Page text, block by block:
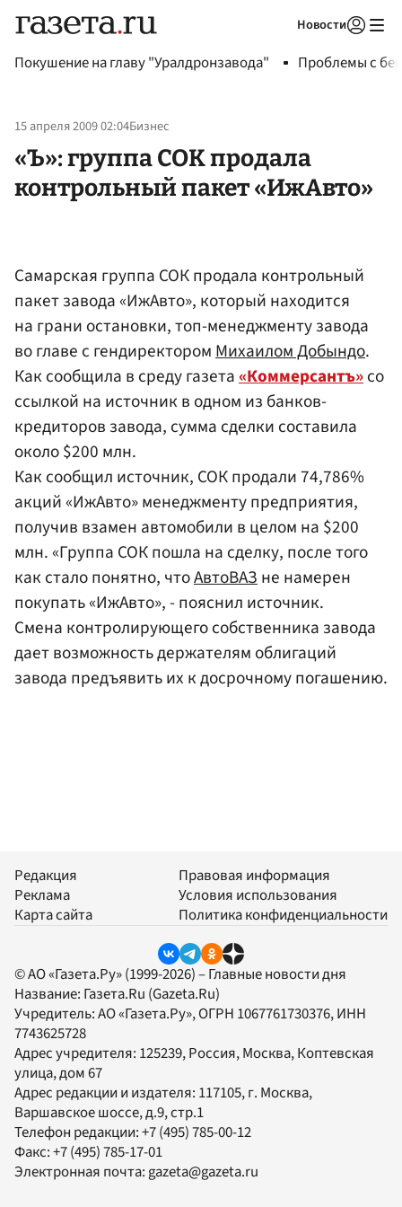
Новости
Покушение на главу "Уралдронзавода" Проблемы с
15 апреля 2009 02:04Бизнес
«Ъ»: группа СОК продала
контрольный пакет «ИжАвто»
Самарская группа СОК продала контрольный
пакет завода «ИжАвто», который находится
на грани остановки, топ-менеджменту завода
во главе с гендиректоромМихаилом Добындо.
Как сообщила в среду газета«Коммерсантъ»со
ссылкой на источник в одном из банков-
кредиторов завода, сумма сделки составила
около $200 млн.
Как сообщил источник, СОК продали 74,786%
акций «ИжАвто» менеджменту предприятия,
получив взамен автомобили в целом на $200
млн. «Группа СОК пошла на сделку, после того
как стало понятно, чтоАвтоВАЗне намерен
покупать «ИжАвто», - пояснил источник.
Смена контролирующего собственника завода
дает возможность держателям облигаций
завода предъявить их к досрочному погашению.
Редакция
Реклама
Карта сайта
Правовая информация
Условия использования
Политика конфиденциальности
© АО «Газета.Ру» (1999-2026) – Главные новости дня
Название: Газета.Ru (Gazeta.Ru)
Учредитель:АО «Газета.Ру», ОГРН 1067761730376, ИНН
7743625728
Адрес учредителя: 125239, Россия, Москва, Коптевская
улица, дом 67
Адрес редакции и издателя: 117105, г. Москва,
Варшавское шоссе, д.9, стр.1
Телефон редакции:+7 (495) 785-00-12
Факс:+7 (495) 785-17-01
Электронная почта:gazeta@gazeta.ru